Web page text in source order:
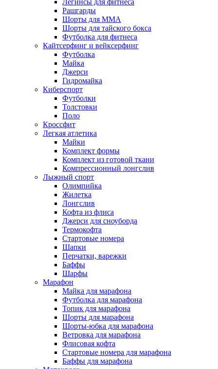
Рашгарды
Шорты для MMA
Шорты для тайского бокса
Футболка для фитнеса
Кайтсерфинг и вейксерфинг
Футболка
Майка
Джерси
Гидромайка
Киберспорт
Футболки
Толстовки
Поло
Кроссфит
Легкая атлетика
Майки
Комплект формы
Комплект из готовой ткани
Компрессионный лонгслив
Лыжный спорт
Олимпийка
Жилетка
Лонгслив
Кофта из флиса
Джерси для сноуборда
Термокофта
Стартовые номера
Шапки
Перчатки, варежки
Баффы
Шарфы
Марафон
Майка для марафона
Футболка для марафона
Топик для марафона
Шорты для марафона
Шорты-юбка для марафона
Ветровка для марафона
Флисовая кофта
Стартовые номера для марафона
Баффы для марафона